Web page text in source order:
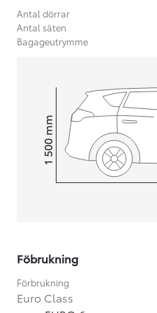
Från 599 900 kr
Nya Corolla Cross
Antal dörrar
Antal säten
Bagageutrymme
Height1 500
mm
Föbrukning
Förbrukning
Euro Class